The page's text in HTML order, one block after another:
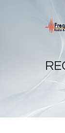
Radios